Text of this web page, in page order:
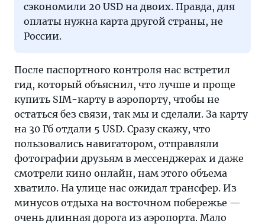
сэкономили 20 USD на двоих. Правда, для
оплаты нужна карта другой страны, не
России.
После паспортного контроля нас встретил
гид, который объяснил, что лучше и проще
купить SIM-карту в аэропорту, чтобы не
остаться без связи, так мы и сделали. За карту
на 30 Гб отдали 5 USD. Сразу скажу, что
пользовались навигатором, отправляли
фотографии друзьям в мессенджерах и даже
смотрели кино онлайн, нам этого объема
хватило. На улице нас ожидал трансфер. Из
минусов отдыха на восточном побережье —
очень длинная дорога из аэропорта. Мало